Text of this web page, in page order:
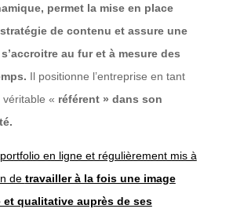
permet la mise en place
de contenu et assure une
au fur et à mesure des
Il positionne l’entreprise en tant
« référent » dans son
en ligne et régulièrement mis à
de travailler à la fois une image
qualitative auprès de ses